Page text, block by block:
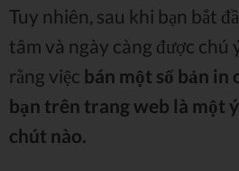
Tuy nhiên, sau khi bạn bắt
tâm và ngày càng được chú
rằng việc bán một số bản in
bạn trên trang web là một
chút nào.